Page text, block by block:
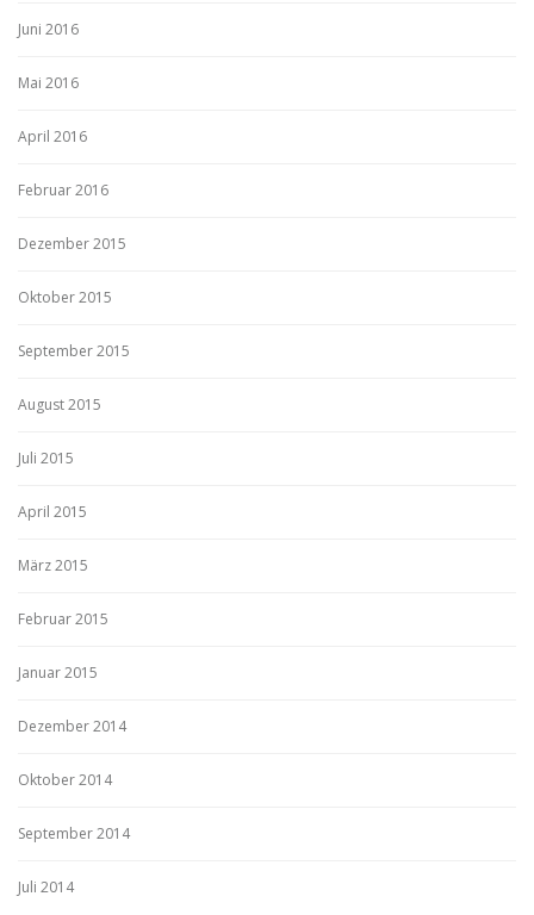
Juni 2016
Mai 2016
April 2016
Februar 2016
Dezember 2015
Oktober 2015
September 2015
August 2015
Juli 2015
April 2015
März 2015
Februar 2015
Januar 2015
Dezember 2014
Oktober 2014
September 2014
Juli 2014